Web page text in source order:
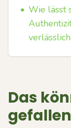
• Wie lässt
Das
gefallen